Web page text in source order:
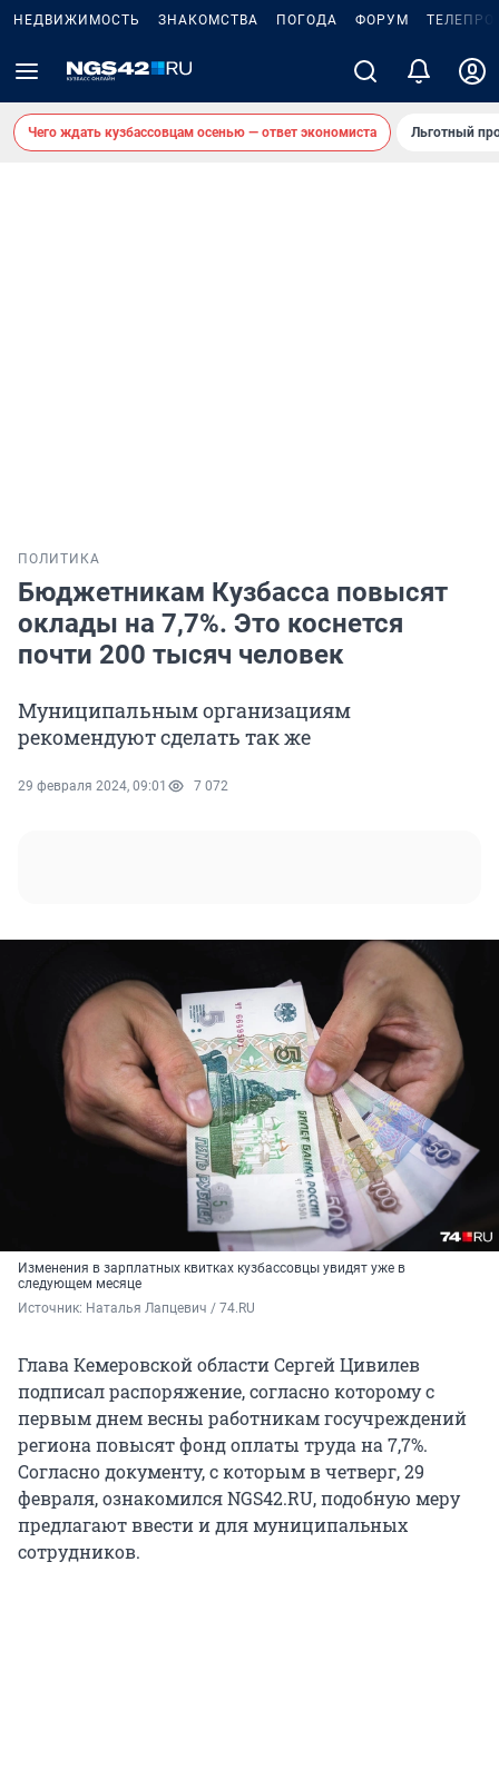
НЕДВИЖИМОСТЬ ЗНАКОМСТВА ПОГОДА ФОРУМ
Чего ждать кузбассовцам осенью — ответ экономиста Льготный
ПОЛИТИКА
Бюджетникам Кузбасса повысят
оклады на 7,7%. Это коснется
почти 200 тысяч человек
Муниципальным организациям
рекомендуют сделать так же
29 февраля 2024, 09:01 7 072
Изменения в зарплатных квитках кузбассовцы увидят уже в
следующем месяце
Источник: Наталья Лапцевич / 74.RU
Глава Кемеровской области Сергей Цивилев
подписал распоряжение, согласно которому с
первым днем весны работникам госучреждений
региона повысят фонд оплаты труда на 7,7%.
Согласно документу, с которым в четверг, 29
февраля, ознакомился NGS42.RU, подобную меру
предлагают ввести и для муниципальных
сотрудников.